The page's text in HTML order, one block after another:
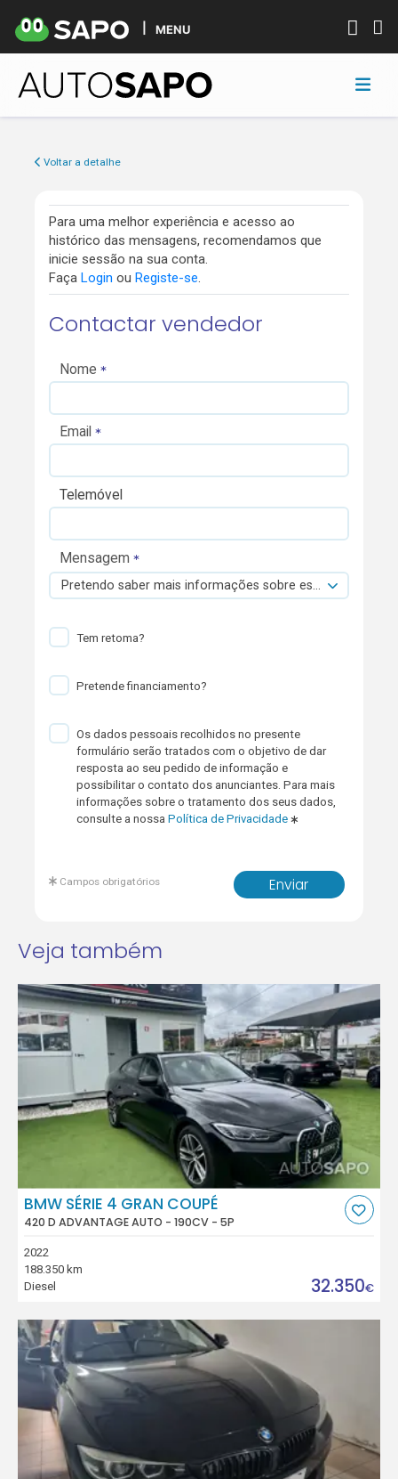
MENU
Voltar a detalhe
Para uma melhor experiência e acesso ao
histórico das mensagens, recomendamos que
inicie sessão na sua conta.
Faça Login ou Registe-se.
Contactar vendedor
Nome
Email
Telemóvel
Mensagem
Pretendo saber mais informações sobre esta viatura.
Tem retoma?
Pretende financiamento?
Os dados pessoais recolhidos no presente
formulário serão tratados com o objetivo de dar
resposta ao seu pedido de informação e
possibilitar o contato dos anunciantes. Para mais
informações sobre o tratamento dos seus dados,
consulte a nossaPolítica de Privacidade
Enviar
Campos obrigatórios
Veja também
BMW SÉRIE 4 GRAN COUPÉ
420 D ADVANTAGE AUTO - 190CV - 5P
2022
188.350 km
Diesel
32.350€